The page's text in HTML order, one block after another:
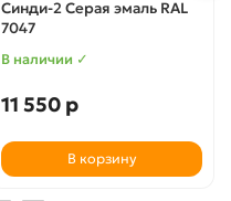
Синди-2 Серая эмаль RAL
7047
В наличии ✓
11 550 р
В корзину